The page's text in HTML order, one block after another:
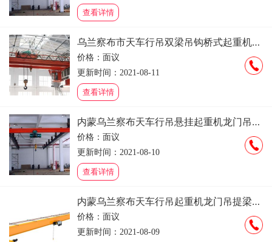
查看详情
乌兰察布市天车行吊双梁吊钩桥式起重机销售安装维修租赁
价格：面议
更新时间：2021-08-11
查看详情
内蒙乌兰察布天车行吊悬挂起重机龙门吊提梁机销售安装维修租赁
价格：面议
更新时间：2021-08-10
查看详情
内蒙乌兰察布天车行吊起重机龙门吊提梁机销售安装维修租赁
价格：面议
更新时间：2021-08-09